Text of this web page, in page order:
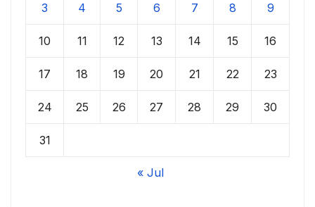
3 4 5 6 7 8 9
10 11 12 13 14 15 16
17 18 19 20 21 22 23
24 25 26 27 28 29 30
31
« Jul